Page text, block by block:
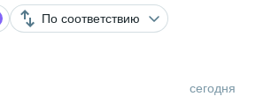
По соответствию
сегодня